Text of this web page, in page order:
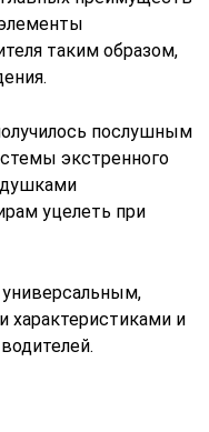
таким образом,
послушным
экстренного
уцелеть при
характеристиками и